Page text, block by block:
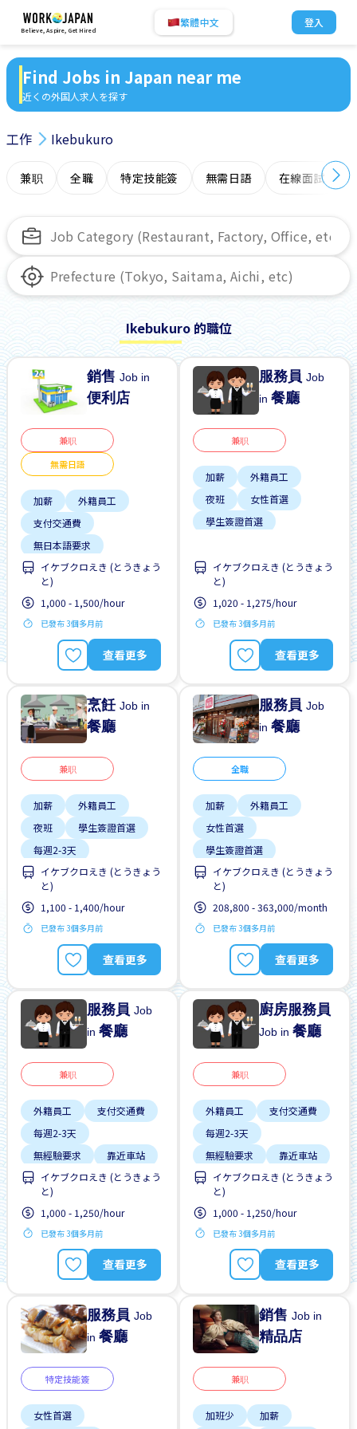
Believe, Aspire, Get Hired
繁體中文 登入
Find Jobs in Japan near me
近くの外国人求人を探す
工作 Ikebukuro
兼职 全職 特定技能簽 無需日語 在線面試
Ikebukuro 的職位
銷售Job in
便利店
兼职
無需日語
加薪
外籍員工
支付交通費
無日本語要求
無經驗要求
イケブクロえき (とうきょう
と)
1,000 - 1,500/hour
已發布 3個多月前
查看更多
服務員Job
in餐廳
兼职
加薪
外籍員工
夜班
女性首選
學生簽證首選
早班
每週2-3天
イケブクロえき (とうきょう
と)
1,020 - 1,275/hour
已發布 3個多月前
查看更多
烹飪Job in
餐廳
兼职
加薪
外籍員工
夜班
學生簽證首選
每週2-3天
無經驗要求
男性首選
靠近車站
イケブクロえき (とうきょう
と)
1,100 - 1,400/hour
已發布 3個多月前
查看更多
服務員Job
in餐廳
全職
加薪
外籍員工
女性首選
學生簽證首選
宿舍部分覆蓋
提供膳食
イケブクロえき (とうきょう
と)
208,800 - 363,000/month
已發布 3個多月前
查看更多
服務員Job
in餐廳
兼职
外籍員工
支付交通費
每週2-3天
無經驗要求
靠近車站
イケブクロえき (とうきょう
と)
1,000 - 1,250/hour
已發布 3個多月前
查看更多
廚房服務員
Job in餐廳
兼职
外籍員工
支付交通費
每週2-3天
無經驗要求
靠近車站
イケブクロえき (とうきょう
と)
1,000 - 1,250/hour
已發布 3個多月前
查看更多
服務員Job
in餐廳
特定技能簽
女性首選
銷售Job in
精品店
兼职
加班少 加薪